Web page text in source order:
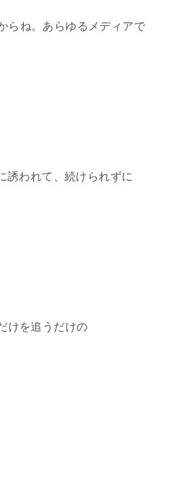
らね。あらゆるメディアで
誘われて、続けられずに
けを追うだけの